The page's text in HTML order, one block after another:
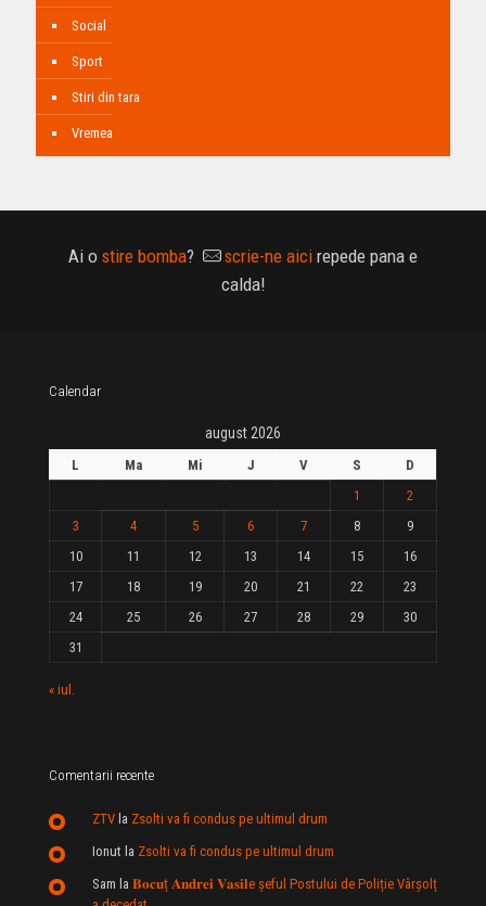
Social
Sport
Stiri din tara
Vremea
Ai o stire bomba? scrie-ne aici repede pana e
calda!
Calendar
august 2026
L Ma Mi J V S
D
1
2
3
4 5 6 7 8
9
10
11 12 13 14 15
16
17
18 19 20 21 22
23
24
25 26 27 28 29
30
31
« iul.
Comentarii recente
ZTV la Zsolti va fi condus pe ultimul drum
Ionut la Zsolti va fi condus pe ultimul drum
Sam la 𝐁𝐨𝐜𝐮ț 𝐀𝐧𝐝𝐫𝐞𝐢 𝐕𝐚𝐬𝐢𝐥e şeful Postului de Poliție Vârșolț